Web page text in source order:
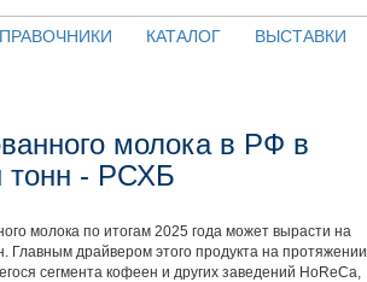
КАТАЛОГ ВЫСТАВКИ
молока в РФ в
тонн - РСХБ
молока по итогам 2025 года может вырасти на
Главным драйвером этого продукта на протяжении
сегмента кофеен и других заведений HoReCa,